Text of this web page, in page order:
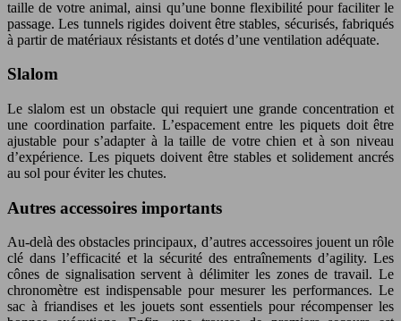
taille de votre animal, ainsi qu’une bonne flexibilité pour faciliter le
passage. Les tunnels rigides doivent être stables, sécurisés, fabriqués
à partir de matériaux résistants et dotés d’une ventilation adéquate.
Slalom
Le slalom est un obstacle qui requiert une grande concentration et
une coordination parfaite. L’espacement entre les piquets doit être
ajustable pour s’adapter à la taille de votre chien et à son niveau
d’expérience. Les piquets doivent être stables et solidement ancrés
au sol pour éviter les chutes.
Autres accessoires importants
Au-delà des obstacles principaux, d’autres accessoires jouent un rôle
clé dans l’efficacité et la sécurité des entraînements d’agility. Les
cônes de signalisation servent à délimiter les zones de travail. Le
chronomètre est indispensable pour mesurer les performances. Le
sac à friandises et les jouets sont essentiels pour récompenser les